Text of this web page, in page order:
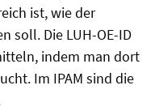
ist, wie der
soll. Die LUH-OE-ID
indem man dort
Im IPAM sind die